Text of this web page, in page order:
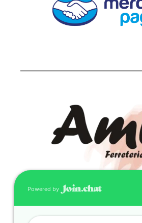
CONTACTO
Powered by